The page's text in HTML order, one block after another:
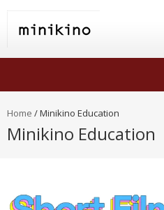
Home /Minikino Education
Minikino Education